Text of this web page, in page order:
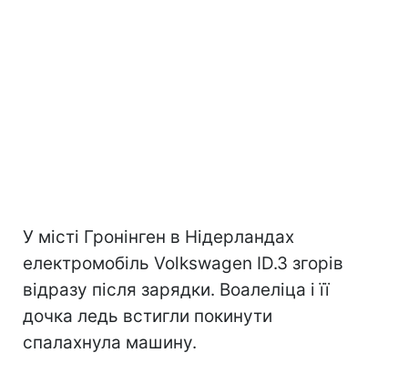
У місті Гронінген в Нідерландах
електромобіль Volkswagen ID.3 згорів
відразу після зарядки. Воалеліца і її
дочка ледь встигли покинути
спалахнула машину.